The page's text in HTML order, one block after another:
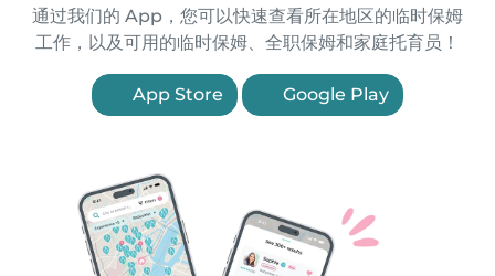
通过我们的 App，您可以快速查看所在地区的临时保姆
工作，以及可用的临时保姆、全职保姆和家庭托育员！
App Store Google Play